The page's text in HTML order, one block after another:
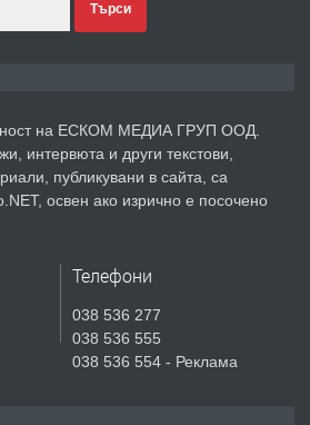
преди 4 дни
парцел в гр. Хасково кв.
НА МЕБЕЛИ.
Търси
на ЕСКОМ МЕДИА ГРУП ООД.
интервюта и други текстови,
публикувани в сайта, са
освен ако изрично е посочено
Телефони
038 536 277
038 536 555
038 536 554 - Реклама